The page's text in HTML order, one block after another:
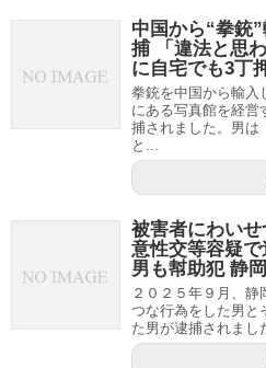
中国から“拳銃
捕 「違法と思
に自宅でも3丁
拳銃を中国から輸入
にある写真館を経営
捕されました。男は
と...
被害者にわい
意性交等容疑
男も幇助犯 静
２０２５年９月、
つな行為をした男と
た男が逮捕されまし